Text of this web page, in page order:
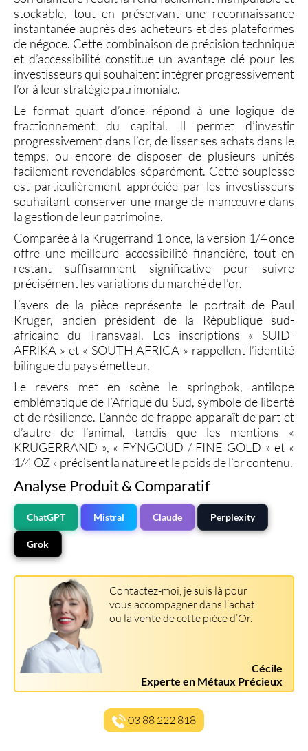
stockable, tout en préservant une reconnaissance
instantanée auprès des acheteurs et des plateformes
de négoce. Cette combinaison de précision technique
et d’accessibilité constitue un avantage clé pour les
investisseurs qui souhaitent intégrer progressivement
l’or à leur stratégie patrimoniale.
Le format quart d’oncerépond à une logique de
fractionnement du capital. Il permet d’investir
progressivement dans l’or, de lisser ses achats dans le
temps, ou encore de disposer de plusieurs unités
facilement revendables séparément. Cette souplesse
est particulièrement appréciée par les investisseurs
souhaitant conserver une marge de manœuvre dans
la gestion de leur patrimoine.
Comparée à la Krugerrand 1 once, la version 1/4 once
offre une meilleure accessibilité financière, tout en
restant suffisamment significative pour suivre
précisément les variations du marché de l’or.
L’avers de la pièce représente le portrait de Paul
Kruger, ancien président de la République sud-
africaine du Transvaal. Les inscriptions « SUID-
AFRIKA » et « SOUTH AFRICA » rappellent l’identité
bilingue du pays émetteur.
Le revers met en scène le springbok, antilope
emblématique de l’Afrique du Sud, symbole de liberté
et de résilience. L’année de frappe apparaît de part et
d’autre de l’animal, tandis que les mentions «
KRUGERRAND », « FYNGOUD / FINE GOLD » et «
1/4 OZ» précisent la nature et le poids de l’or contenu.
Analyse Produit & Comparatif
ChatGPT Mistral Claude Perplexity
Grok
Contactez-moi, je suis là pour
vous accompagner dans l’achat
ou la vente de cette pièce d’Or.
Cécile
Experte en Métaux Précieux
03 88 222 818